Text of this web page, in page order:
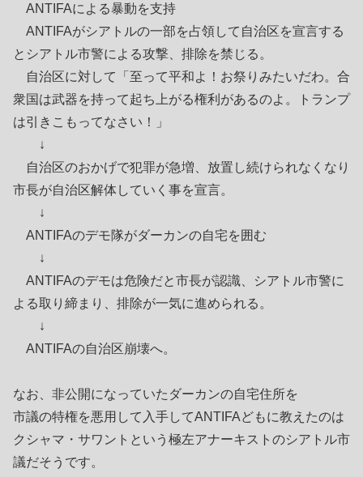
ANTIFAによる暴動を支持
ANTIFAがシアトルの一部を占領して自治区を宣言する
とシアトル市警による攻撃、排除を禁じる。
自治区に対して「至って平和よ！お祭りみたいだわ。合
衆国は武器を持って起ち上がる権利があるのよ。トランプ
は引きこもってなさい！」
↓
自治区のおかげで犯罪が急増、放置し続けられなくなり
市長が自治区解体していく事を宣言。
↓
ANTIFAのデモ隊がダーカンの自宅を囲む
↓
ANTIFAのデモは危険だと市長が認識、シアトル市警に
よる取り締まり、排除が一気に進められる。
↓
ANTIFAの自治区崩壊へ。
なお、非公開になっていたダーカンの自宅住所を
市議の特権を悪用して入手してANTIFAどもに教えたのは
クシャマ・サワントという極左アナーキストのシアトル市
議だそうです。